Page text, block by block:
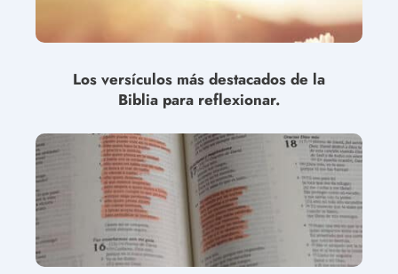
Los versículos más destacados de la
Biblia para reflexionar.